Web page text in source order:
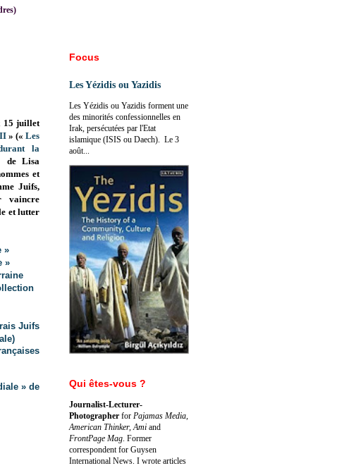
15 juillet
» («Les
la
de Lisa
et
Juifs,
vaincre
et lutter
»
»
Juifs
» de
Focus
Les Yézidis ou Yazidis
Les Yézidis ou Yazidis forment une
des minorités confessionnelles en
Irak, persécutées par l'Etat
islamique (ISIS ou Daech). Le 3
août...
Qui êtes-vous ?
Journalist-Lecturer-
Photographer for Pajamas Media,
American Thinker, Ami and
FrontPage Mag. Former
correspondent for Guysen
International News. I wrote articles